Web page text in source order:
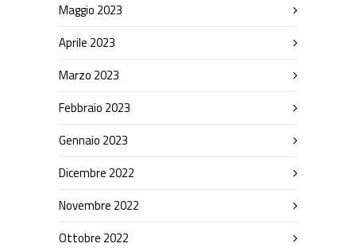
Maggio 2023
Aprile 2023
Marzo 2023
Febbraio 2023
Gennaio 2023
Dicembre 2022
Novembre 2022
Ottobre 2022